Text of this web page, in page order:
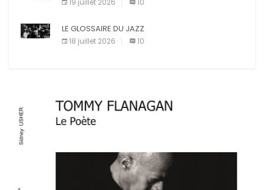
LE GLOSSAIRE DU JAZZ
18 juillet 2026 10